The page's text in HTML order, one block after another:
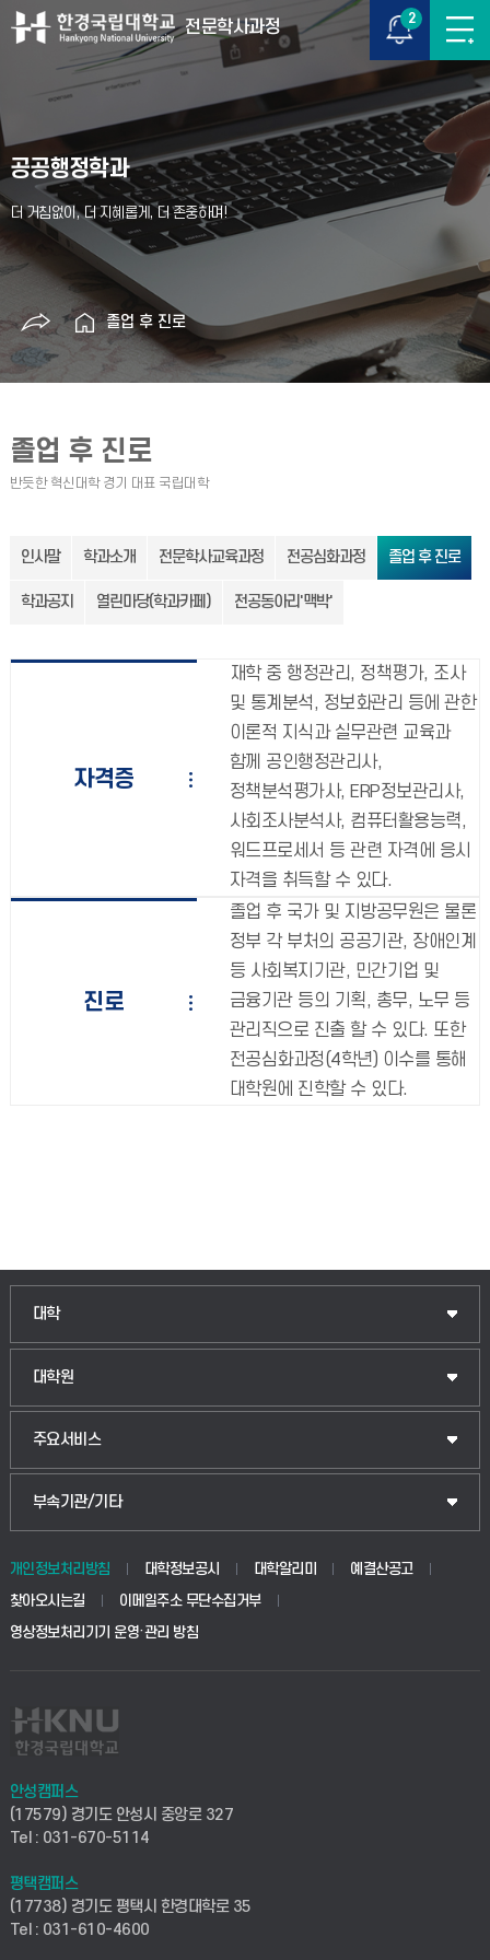
전문학사과정 2
공공행정학과
졸업 후 진로
졸업 후 진로
인사말 학과소개 전문학사교육과정 전공심화과정 졸업 후 진로
학과공지 열린마당(학과카페) 전공동아리'맥박'
자격증
재학 중 행정관리, 정책평가, 조사
및 통계분석, 정보화관리 등에 관한
이론적 지식과 실무관련 교육과
함께 공인행정관리사,
정책분석평가사, ERP정보관리사,
사회조사분석사, 컴퓨터활용능력,
워드프로세서 등 관련 자격에 응시
자격을 취득할 수 있다.
진로
졸업 후 국가 및 지방공무원은 물론
정부 각 부처의 공공기관, 장애인계
등 사회복지기관, 민간기업 및
금융기관 등의 기획, 총무, 노무 등
관리직으로 진출 할 수 있다. 또한
전공심화과정(4학년) 이수를 통해
대학원에 진학할 수 있다.
대학
인문융합공공인재학부
법경영학부
생명공학부
사회안전시스템공학부
컴퓨터응용수학부
ICT로봇기계공학부
전자전기공학부
대학원
일반대학원
산업대학원
공공정책대학원
교육대학원
주요서비스
입학안내
웹메일
학사시스템(전문학사 및 전공심화)
사이버캠퍼스(전문학사 및 전공심화)
시설바로처리서비스
연구실안전관리시스템
산학연구관리시스템
부속기관/기타
중앙도서관
학생생활관(안성)
산학협력단
취업지원센터
창업지원센터
현장실습지원센터
개인정보처리방침 대학정보공시 대학알리미
예결산공고
찾아오시는길
이메일주소 무단수집거부
영상정보처리기기 운영·관리 방침
안성캠퍼스
(17579) 경기도 안성시 중앙로 327
Tel : 031-670-5114
평택캠퍼스
(17738) 경기도 평택시 한경대학로 35
Tel : 031-610-4600